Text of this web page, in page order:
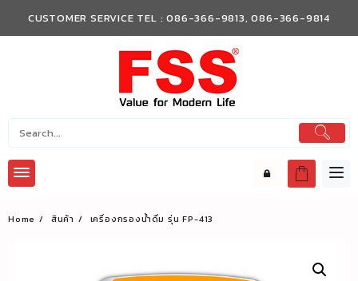
content
CUSTOMER SERVICE TEL : 086-366-9813, 086-366-9814
Home สินค้า เครื่องกรองน้ำดื่ม รุ่น FP-413